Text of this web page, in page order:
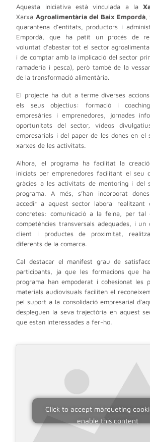
Aquesta iniciativa està vinculada a la
Xarxa Agroalimentària del Baix Empordà
quarantena d’entitats, productors i
Empordà, que ha patit un procés de
voluntat d’abastar tot el sector
i de comptar amb la implicació del sector
ramaderia i pesca), però també de la
de la transformació alimentària.
El projecte ha dut a terme diverses
els seus objectius: formació i
empresàries i emprenedores, jornades
oportunitats del sector, vídeos
empresarials i del paper de les dones en el
xarxes de les activitats.
Alhora, el programa ha facilitat la
iniciats per emprenedores facilitant el seu
gràcies a les activitats de mentoring i del
programa. A més, s’han incorporat
accedir a aquest sector laboral realitzant
concretes: comunicació a la feina, per tal
competències transversals adequades, i un
client i productes de proximitat,
diferents de la comarca.
Cal destacar el manifest grau de
participants, ja que les formacions que
programa han empoderat i cohesionat les
materials audiovisuals faciliten el
pel suport a la consolidació empresarial
despleguen la seva trajectòria en aquest
que estan interessades a fer-ho.
Click to accept màrqueting
enable this content